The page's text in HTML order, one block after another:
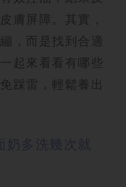
膚屏障。其實，
，而是找到合適
起來看看有哪些
踩雷，輕鬆養出